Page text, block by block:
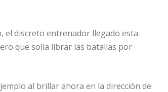
el discreto entrenador llegado esta
que solía librar las batallas por
al brillar ahora en la dirección de